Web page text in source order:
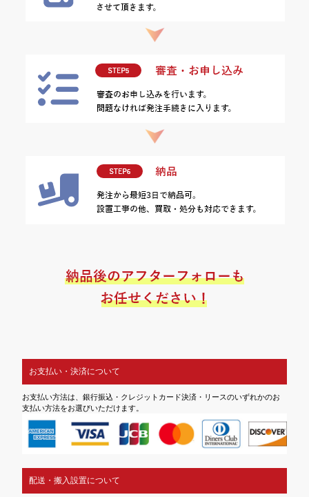
お支払い・決済について
お支払い方法は、銀行振込・クレジットカード決済・リースのいずれかのお
支払い方法をお選びいただけます。
配送・搬入設置について